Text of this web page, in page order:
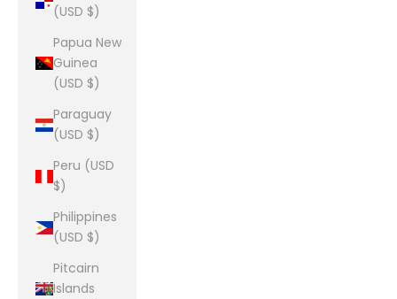
(USD $)
Papua New
Guinea
(USD $)
Paraguay
(USD $)
Peru (USD
$)
Philippines
(USD $)
Pitcairn
Islands